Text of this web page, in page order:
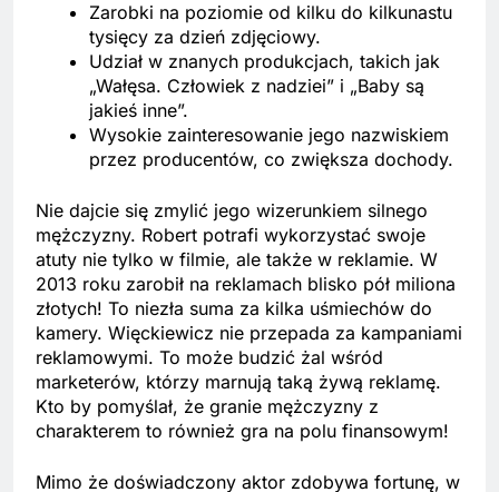
Zarobki na poziomie od kilku do kilkunastu
tysięcy za dzień zdjęciowy.
Udział w znanych produkcjach, takich jak
„Wałęsa. Człowiek z nadziei” i „Baby są
jakieś inne”.
Wysokie zainteresowanie jego nazwiskiem
przez producentów, co zwiększa dochody.
Nie dajcie się zmylić jego wizerunkiem silnego
mężczyzny. Robert potrafi wykorzystać swoje
atuty nie tylko w filmie, ale także w reklamie. W
2013 roku zarobił na reklamach blisko pół miliona
złotych! To niezła suma za kilka uśmiechów do
kamery. Więckiewicz nie przepada za kampaniami
reklamowymi. To może budzić żal wśród
marketerów, którzy marnują taką żywą reklamę.
Kto by pomyślał, że granie mężczyzny z
charakterem to również gra na polu finansowym!
Mimo że doświadczony aktor zdobywa fortunę, w